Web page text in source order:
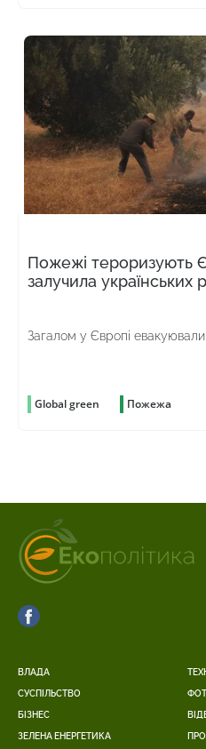
Пожежі тероризують
залучила українських
Загалом у Європі
Global green Пожежа
ВЛАДА
СУСПІЛЬСТВО
БІЗНЕС
ЗЕЛЕНА ЕНЕРГЕТИКА